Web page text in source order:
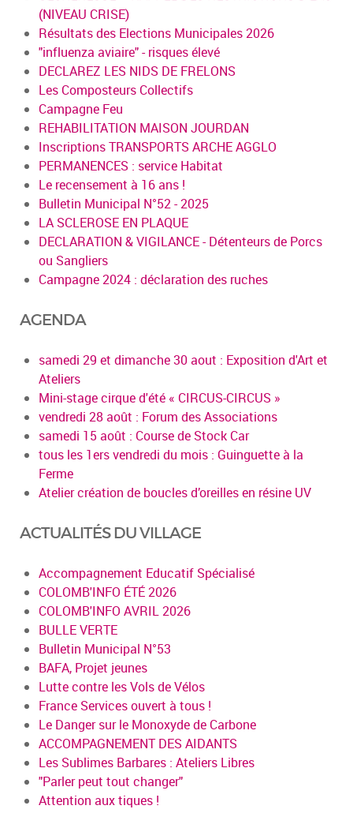
(NIVEAU CRISE)
Résultats des Elections Municipales 2026
"influenza aviaire" - risques élevé
DECLAREZ LES NIDS DE FRELONS
Les Composteurs Collectifs
Campagne Feu
REHABILITATION MAISON JOURDAN
Inscriptions TRANSPORTS ARCHE AGGLO
PERMANENCES : service Habitat
Le recensement à 16 ans !
Bulletin Municipal N°52 - 2025
LA SCLEROSE EN PLAQUE
DECLARATION & VIGILANCE - Détenteurs de Porcs
ou Sangliers
Campagne 2024 : déclaration des ruches
AGENDA
samedi 29 et dimanche 30 aout : Exposition d'Art et
Ateliers
Mini-stage cirque d'été « CIRCUS-CIRCUS »
vendredi 28 août : Forum des Associations
samedi 15 août : Course de Stock Car
tous les 1ers vendredi du mois : Guinguette à la
Ferme
Atelier création de boucles d’oreilles en résine UV
ACTUALITÉS DU VILLAGE
Accompagnement Educatif Spécialisé
COLOMB'INFO ÉTÉ 2026
COLOMB'INFO AVRIL 2026
BULLE VERTE
Bulletin Municipal N°53
BAFA, Projet jeunes
Lutte contre les Vols de Vélos
France Services ouvert à tous !
Le Danger sur le Monoxyde de Carbone
ACCOMPAGNEMENT DES AIDANTS
Les Sublimes Barbares : Ateliers Libres
"Parler peut tout changer"
Attention aux tiques !